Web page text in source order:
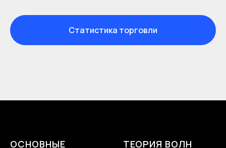
Статистика торговли
ОСНОВНЫЕ
ТЕОРИЯ ВОЛН